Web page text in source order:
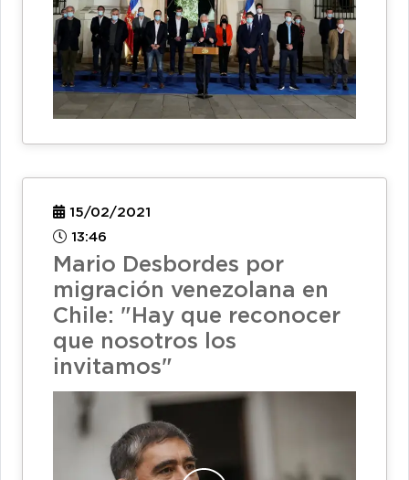
15/02/2021
13:46
Mario Desbordes por
migración venezolana en
Chile: "Hay que reconocer
que nosotros los
invitamos"